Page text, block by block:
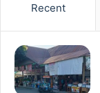
Recent